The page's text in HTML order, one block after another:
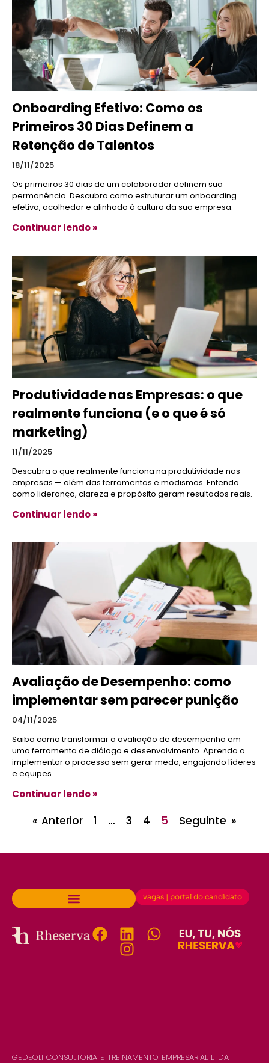
Onboarding Efetivo: Como os
Primeiros 30 Dias Definem a
Retenção de Talentos
18/11/2025
Os primeiros 30 dias de um colaborador definem sua
permanência. Descubra como estruturar um onboarding
efetivo, acolhedor e alinhado à cultura da sua empresa.
Continuar lendo »
Produtividade nas Empresas: o que
realmente funciona (e o que é só
marketing)
11/11/2025
Descubra o que realmente funciona na produtividade nas
empresas — além das ferramentas e modismos. Entenda
como liderança, clareza e propósito geram resultados reais.
Continuar lendo »
Avaliação de Desempenho: como
implementar sem parecer punição
04/11/2025
Saiba como transformar a avaliação de desempenho em
uma ferramenta de diálogo e desenvolvimento. Aprenda a
implementar o processo sem gerar medo, engajando líderes
e equipes.
Continuar lendo »
« Anterior 1 … 3 4 5 Seguinte »
vagas | portal do candidato
GEDEOLI CONSULTORIA E TREINAMENTO EMPRESARIAL LTDA